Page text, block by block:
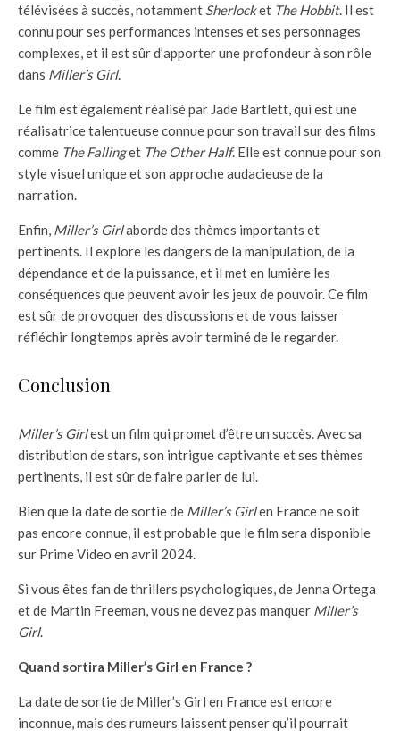
télévisées à succès, notamment Sherlocket The Hobbit. Il est
connu pour ses performances intenses et ses personnages
complexes, et il est sûr d’apporter une profondeur à son rôle
dans Miller’s Girl.
Le film est également réalisé par Jade Bartlett, qui est une
réalisatrice talentueuse connue pour son travail sur des films
comme The Fallinget The Other Half. Elle est connue pour son
style visuel unique et son approche audacieuse de la
narration.
Enfin, Miller’s Girlaborde des thèmes importants et
pertinents. Il explore les dangers de la manipulation, de la
dépendance et de la puissance, et il met en lumière les
conséquences que peuvent avoir les jeux de pouvoir. Ce film
est sûr de provoquer des discussions et de vous laisser
réfléchir longtemps après avoir terminé de le regarder.
Conclusion
Miller’s Girlest un film qui promet d’être un succès. Avec sa
distribution de stars, son intrigue captivante et ses thèmes
pertinents, il est sûr de faire parler de lui.
Bien que la date de sortie de Miller’s Girlen France ne soit
pas encore connue, il est probable que le film sera disponible
sur Prime Video en avril 2024.
Si vous êtes fan de thrillers psychologiques, de Jenna Ortega
et de Martin Freeman, vous ne devez pas manquer Miller’s
Girl.
Quand sortira Miller’s Girl en France ?
La date de sortie de Miller’s Girl en France est encore
inconnue, mais des rumeurs laissent penser qu’il pourrait